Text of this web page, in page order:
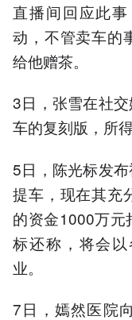
直播间回应此
动，不管卖车的
给他赠茶。
3日，张雪在社
车的复刻版，所
5日，陈光标发
提车，现在其充
的资金1000万
标还称，将会
业。
7日，嫣然医院